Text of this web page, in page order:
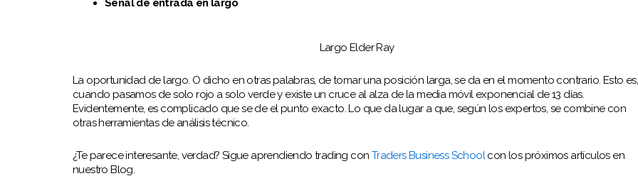
Señal de entrada en largo
Largo Elder Ray
La oportunidad de largo. O dicho en otras palabras, de tomar una posición larga, se da en el momento contrario. Esto es,
cuando pasamos de solo rojo a solo verde y existe un cruce al alza de la media móvil exponencial de 13 días.
Evidentemente, es complicado que se de el punto exacto. Lo que da lugar a que, según los expertos, se combine con
otras herramientas de análisis técnico.
¿Te parece interesante, verdad? Sigue aprendiendo trading con Traders Business Schoolcon los próximos artículos en
nuestro Blog.